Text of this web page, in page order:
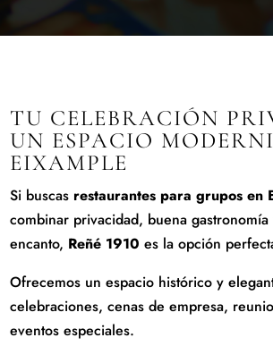
TU CELEBRACIÓN
UN ESPACIO
EIXAMPLE
Si buscas restaurantes para grupos en
combinar privacidad, buena
encanto, Reñé 1910 es la opción
Ofrecemos un espacio histórico y
celebraciones, cenas de empresa,
eventos especiales.